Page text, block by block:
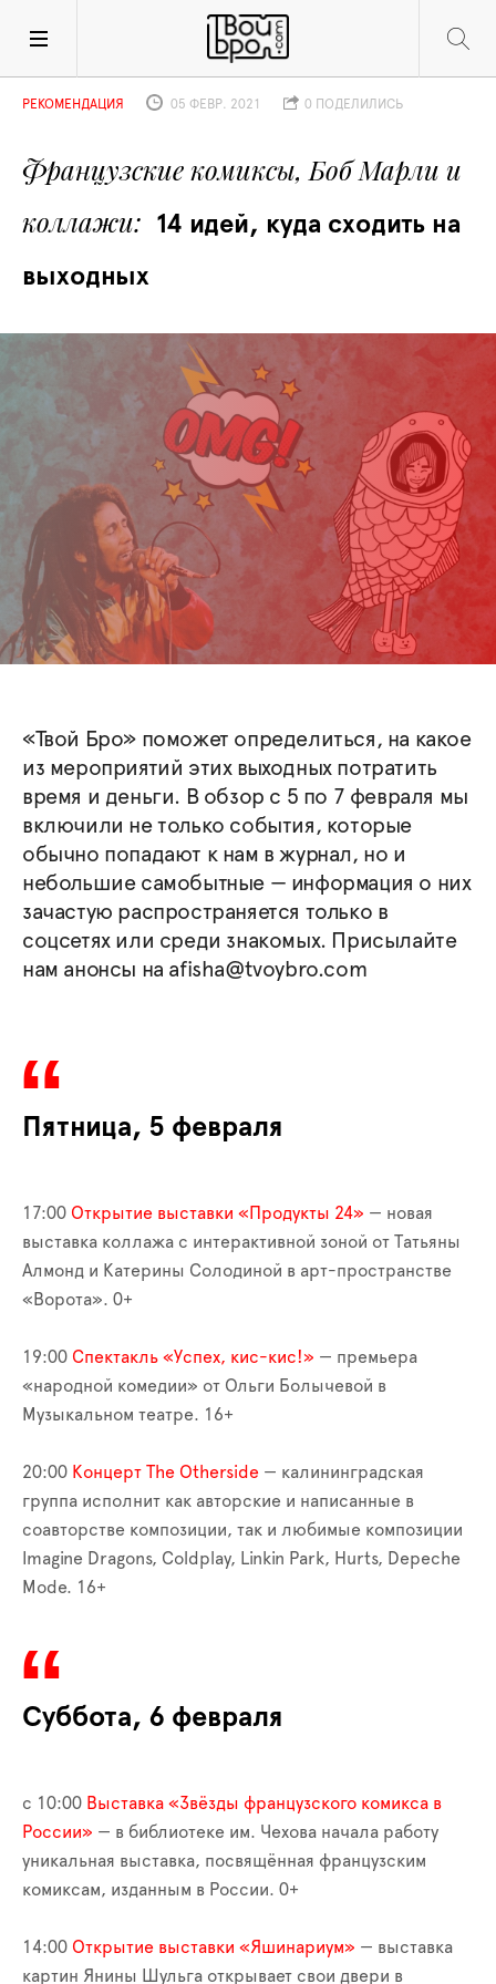
Французские комиксы, Боб Марли и
коллажи
14 идей, куда сходить на
выходных
РЕКОМЕНДАЦИЯ 05 ФЕВР. 2021 0 ПОДЕЛИЛИСЬ
«Твой Бро» поможет определиться, на какое
из мероприятий этих выходных потратить
время и деньги. В обзор с 5 по 7 февраля мы
включили не только события, которые
обычно попадают к нам в журнал, но и
небольшие самобытные — информация о них
зачастую распространяется только в
соцсетях или среди знакомых. Присылайте
нам анонсы на afisha@tvoybro.com
Пятница, 5 февраля
17:00 Открытие выставки «Продукты 24» — новая
выставка коллажа с интерактивной зоной от Татьяны
Алмонд и Катерины Солодиной в арт-пространстве
«Ворота». 0+
19:00 Спектакль «Успех, кис-кис!» — премьера
«народной комедии» от Ольги Болычевой в
Музыкальном театре. 16+
20:00 Концерт The Otherside — калининградская
группа исполнит как авторские и написанные в
соавторстве композиции, так и любимые композиции
Imagine Dragons, Coldplay, Linkin Park, Hurts, Depeche
Mode. 16+
Суббота, 6 февраля
с 10:00 Выставка «Звёзды французского комикса в
России» — в библиотеке им. Чехова начала работу
уникальная выставка, посвящённая французским
комиксам, изданным в России. 0+
14:00 Открытие выставки «Яшинариум» — выставка
картин Янины Шульга открывает свои двери в